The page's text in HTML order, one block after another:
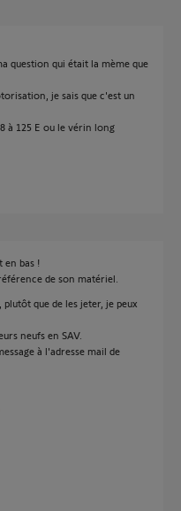
question qui était la mème que
je sais que c'est un
à 125 E ou le vérin long
en bas !
de son matériel.
que de les jeter, je peux
neufs en SAV.
à l'adresse mail de